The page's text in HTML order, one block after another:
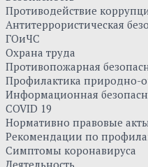
Противодействие
Антитеррористическая
ГОиЧС
Охрана труда
Противопожарная
Профилактика природно-
Информационная
COVID 19
Нормативно правовые
Рекомендации по
Симптомы коронавируса